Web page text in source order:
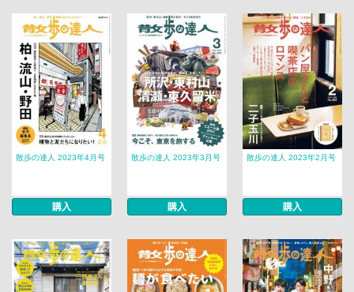
散歩の達人 2023年4月号
購入
散歩の達人 2023年3月号
購入
散歩の達人 2023年2月号
購入